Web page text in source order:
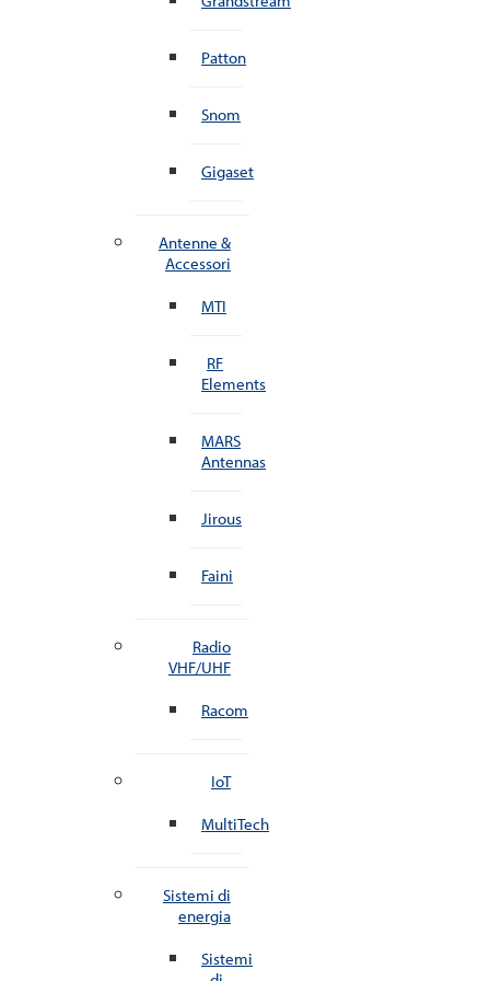
Patton
Snom
Gigaset
Antenne &
Accessori
MTI
RF
Elements
MARS
Antennas
Jirous
Faini
Radio
VHF/UHF
Racom
IoT
MultiTech
Sistemi di
energia
Sistemi